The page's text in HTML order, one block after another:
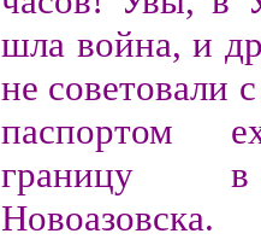
шла война, и
не советовали
паспортом
границу
Новоазовска.